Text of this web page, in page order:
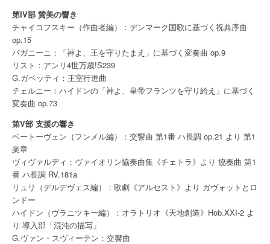
第IV部 賛美の響き
チャイコフスキー（作曲者編）：デンマーク国歌に基づく祝典序曲
op.15
パガニーニ：「神よ、王を守りたまえ」に基づく変奏曲 op.9
リスト：アンリ4世万歳!S239
G.ガベッティ：王室行進曲
チェルニー：ハイドンの「神よ、皇帝フランツを守り給え」に基づく
変奏曲 op.73
第V部 支援の響き
ベートーヴェン（フンメル編）：交響曲 第1番 ハ長調 op.21 より 第1
楽章
ヴィヴァルディ：ヴァイオリン協奏曲集《チェトラ》より 協奏曲 第1
番 ハ長調 RV.181a
リュリ（デルデヴェス編）：歌劇《アルセスト》より ガヴォットとロ
ンドー
ハイドン（ヴラニツキー編）：オラトリオ《天地創造》Hob.XXI-2 よ
り 導入部「混沌の描写」
G.ヴァン・スヴィーテン：交響曲